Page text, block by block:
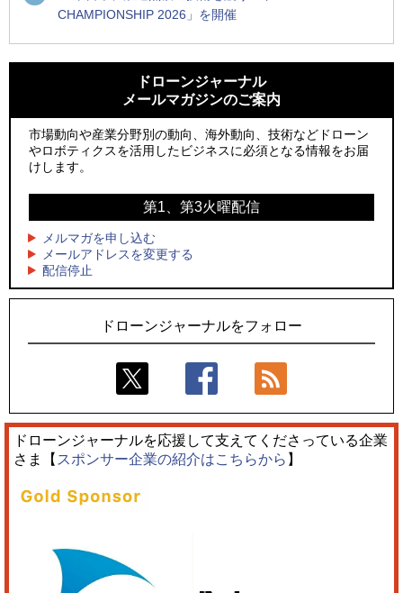
CHAMPIONSHIP 2026」を開催
ン」とドローンショーによる新演出を実施
防衛装備庁「迎撃ドローン早期取得プログラム」にテラドロ
ーンが採択、国産機で量産調達を目指す
レッドクリフ、足利花火大会で映画『スパイダーマン』や
ドローンとナイトバブルが競演、「花園ドローンショーフェ
スタ2026」10/3、4開催
そらとぶタクシー、ハイブリッドeVTOL開発のPLANA社と独
占契約
ン」とドローンショーによる新演出を実施
国産AUVを社会実装へ、スタートアップ「BlueArch株式会
社」設立
防衛装備庁「迎撃ドローン早期取得プログラム」にテラドロ
サザンビーチちがさき花火大会で「復活の花火」打ち上げ、
キリンビールがライブ中継と連動した支援企画
ロボデックス、2時間超の飛行を目指す新型水素燃料電池ドロ
ーンを公開
ドローンジャーナル
メールマガジンのご案内
市場動向や産業分野別の動向、海外動向、技術などドローン
やロボティクスを活用したビジネスに必須となる情報をお届
けします。
第1、第3火曜配信
メルマガを申し込む
メールアドレスを変更する
配信停止
ドローンジャーナルをフォロー
ドローンジャーナルを応援して支えてくださっている企業
さま【 スポンサー企業の紹介はこちらから 】